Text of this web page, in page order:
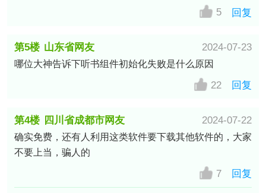
5 回复
第5楼 山东省网友 2024-07-23
哪位大神告诉下听书组件初始化失败是什么原因
22 回复
第4楼 四川省成都市网友 2024-07-22
确实免费，还有人利用这类软件要下载其他软件的，大家
不要上当，骗人的
7 回复